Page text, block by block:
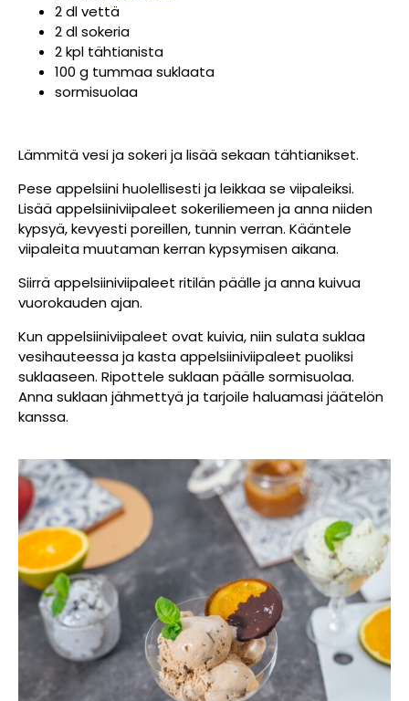
2 dl vettä
2 dl sokeria
2 kpl tähtianista
100 g tummaa suklaata
sormisuolaa
Lämmitä vesi ja sokeri ja lisää sekaan tähtianikset.
Pese appelsiini huolellisesti ja leikkaa se viipaleiksi.
Lisää appelsiiniviipaleet sokeriliemeen ja anna niiden
kypsyä, kevyesti poreillen, tunnin verran. Kääntele
viipaleita muutaman kerran kypsymisen aikana.
Siirrä appelsiiniviipaleet ritilän päälle ja anna kuivua
vuorokauden ajan.
Kun appelsiiniviipaleet ovat kuivia, niin sulata suklaa
vesihauteessa ja kasta appelsiiniviipaleet puoliksi
suklaaseen. Ripottele suklaan päälle sormisuolaa.
Anna suklaan jähmettyä ja tarjoile haluamasi jäätelön
kanssa.